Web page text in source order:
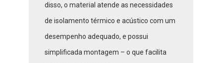
disso, o material atende as necessidades
de isolamento térmico e acústico com um
desempenho adequado, e possui
simplificada montagem – o que facilita